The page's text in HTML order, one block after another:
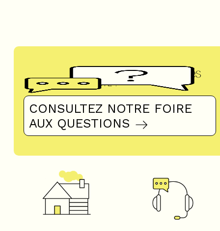
Questions fréquentes
UN DOUTE ?
CONSULTEZ NOTRE FOIRE
AUX QUESTIONS